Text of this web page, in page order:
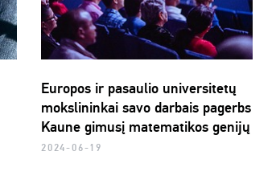
Europos ir pasaulio universitetų
mokslininkai savo darbais pagerbs
Kaune gimusį matematikos genijų
2024-06-19